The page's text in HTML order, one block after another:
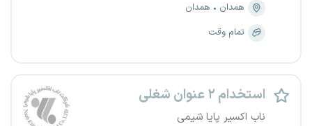
همدان
همدان
تمام وقت
استخدام ۲ عنوان شغلی
ناب اکسیر پایا شیمی